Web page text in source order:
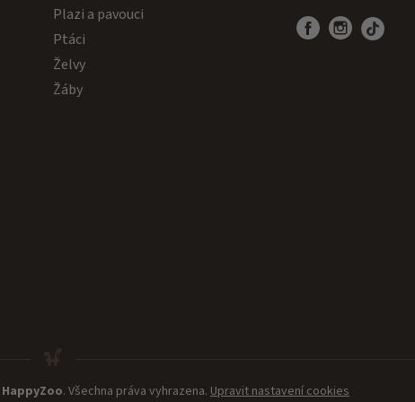
Plazi a pavouci
Ptáci
Želvy
Žáby
HappyZoo. Všechna práva vyhrazena. Upravit nastavení cookies